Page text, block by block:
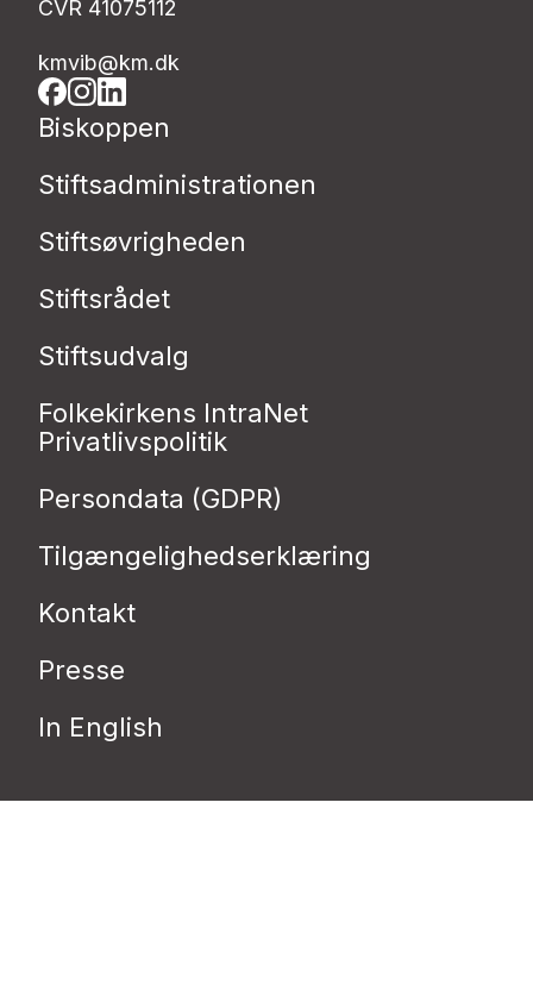
CVR 41075112
kmvib@km.dk
Biskoppen
Stiftsadministrationen
Stiftsøvrigheden
Stiftsrådet
Stiftsudvalg
Folkekirkens IntraNet
Privatlivspolitik
Persondata (GDPR)
Tilgængelighedserklæring
Kontakt
Presse
In English